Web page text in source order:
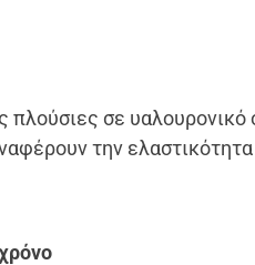
σε υαλουρονικό
την